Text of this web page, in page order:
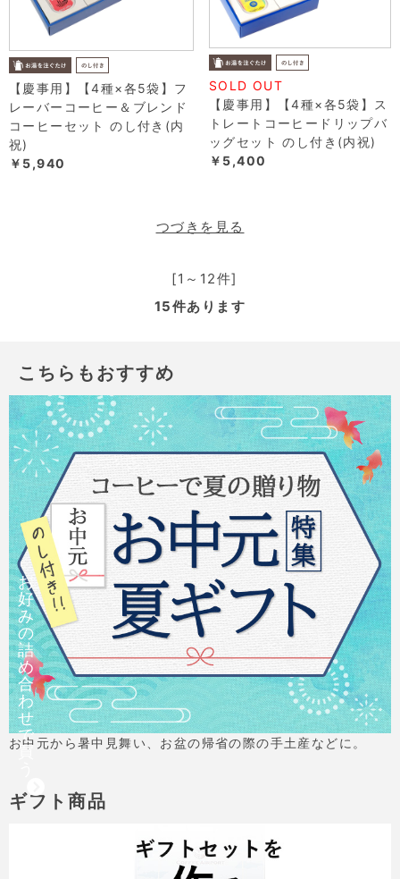
【慶事用】【4種×各5袋】フ
レーバーコーヒー＆ブレンド
コーヒーセット のし付き(内
祝)
￥5,940
SOLD OUT
【慶事用】【4種×各5袋】ス
トレートコーヒードリップバ
ッグセット のし付き(内祝)
￥5,400
つづきを見る
[1～12件]
15件あります
こちらもおすすめ
お中元から暑中見舞い、お盆の帰省の際の手土産などに。
ギフト商品
お
好
み
の
詰
め
合
わ
せ
で
買